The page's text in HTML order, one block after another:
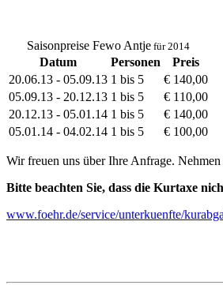
Saisonpreise Fewo Antje für 2014
Datum Personen
Preis
20.06.13 - 05.09.13 1 bis 5
€ 140,00
05.09.13 - 20.12.13 1 bis 5
€ 110,00
20.12.13 - 05.01.14 1 bis 5
€ 140,00
05.01.14 - 04.02.14 1 bis 5 € 100,00
Wir freuen uns über Ihre Anfrage.
Bitte beachten Sie, dass die Kurtaxe
www.foehr.de/service/unterkuenfte/